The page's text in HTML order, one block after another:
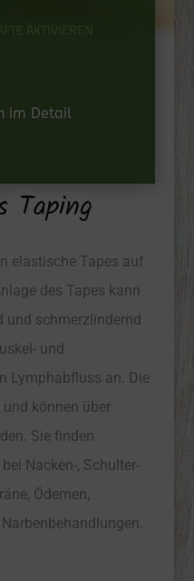
im Detail
Taping
elastische Tapes auf
des Tapes kann
und schmerzlindernd
und
Lymphabfluss an. Die
können über
Sie finden
Nacken-, Schulter-
Ödemen,